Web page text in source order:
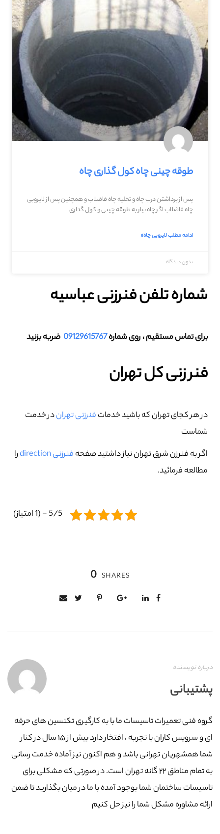
طوقه چینی چاه کول گذاری چاه
پس از برداشتن درب چاه و تخلیه چاه فاضلاب و همچنین پس از لایروبی
چاه فاضلاب اگر چاه نیاز به طوقه چینی و کول گذاری
ادامه مطلب لایروبی چاه»
بدون دیدگاه
شماره تلفن فنرزنی عباسیه
برای تماس مستقیم ، روی شماره09129615767 ضربه بزنید
فنر زنی کل تهران
در هر کجای تهران که باشید خدماتفنرزنی تهراندر خدمت
شماست
اگر به فنرزن شرق تهران نیاز داشتید صفحهفنرزنی direction
را
مطالعه فرمائید.
5/5 - (1 امتیاز)
0 SHARES
درباره نویسنده
پشتیبانی
گروه فنی تعمیرات تاسیسات ما با به‌ کارگیری تکنسین های حرفه
ای و سرویس کاران با تجربه ، افتخار دارد بیش از ۱۵ سال در کنار
شما همشهریان تهرانی باشد و هم اکنون نیز آماده خدمت رسانی
به تمام مناطق ۲۲ گانه تهران است. در صورتی که مشکلی برای
تاسیسات ساختمان شما بوجود آمده با ما در میان بگذارید تا ضمن
ارائه مشاوره مشکل شما را نیز حل کنیم